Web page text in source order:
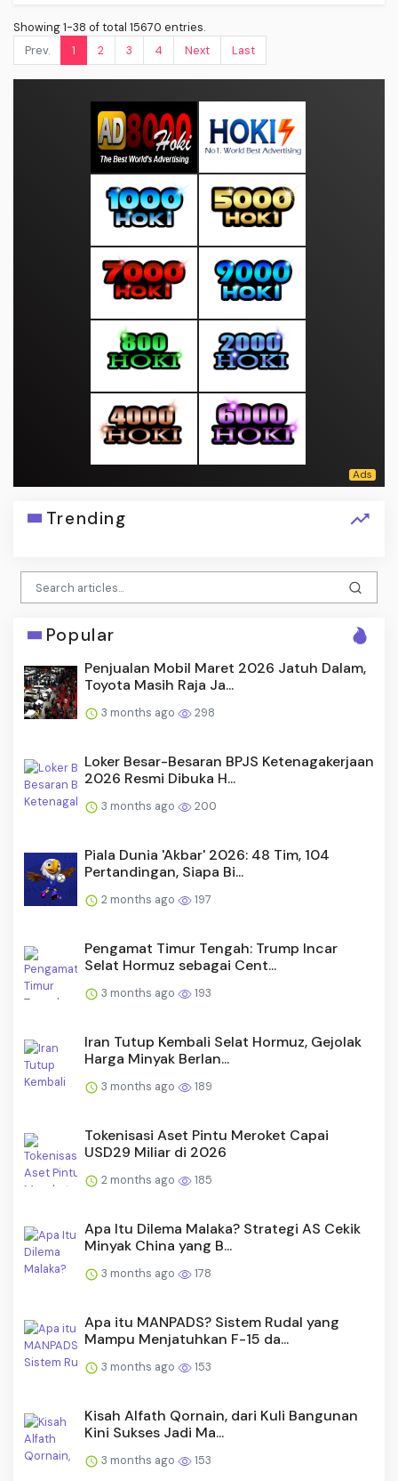
Showing 1-38 of total 15670 entries.
Prev.
1 2 3 4 Next Last
Trending
Popular
Penjualan Mobil Maret 2026 Jatuh Dalam,
Toyota Masih Raja Ja...
3 months ago 298
Loker Besar-Besaran BPJS Ketenagakerjaan
2026 Resmi Dibuka H...
3 months ago 200
Piala Dunia 'Akbar' 2026: 48 Tim, 104
Pertandingan, Siapa Bi...
2 months ago 197
Pengamat Timur Tengah: Trump Incar
Selat Hormuz sebagai Cent...
3 months ago 193
Iran Tutup Kembali Selat Hormuz, Gejolak
Harga Minyak Berlan...
3 months ago 189
Tokenisasi Aset Pintu Meroket Capai
USD29 Miliar di 2026
2 months ago 185
Apa Itu Dilema Malaka? Strategi AS Cekik
Minyak China yang B...
3 months ago 178
Apa itu MANPADS? Sistem Rudal yang
Mampu Menjatuhkan F-15 da...
3 months ago 153
Kisah Alfath Qornain, dari Kuli Bangunan
Kini Sukses Jadi Ma...
3 months ago 153